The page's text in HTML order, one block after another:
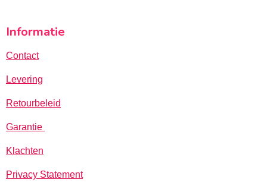
Informatie
Contact
Levering
Retourbeleid
Garantie
Klachten
Privacy Statement